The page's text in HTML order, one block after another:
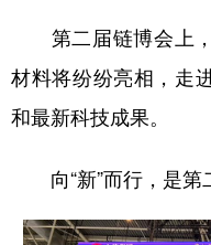
第二届链博会上，
材料将纷纷亮相，走
和最新科技成果。
向“新”而行，是第